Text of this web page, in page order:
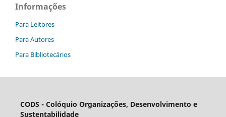
Informações
Para Leitores
Para Autores
Para Bibliotecários
CODS - Colóquio Organizações, Desenvolvimento e
Sustentabilidade